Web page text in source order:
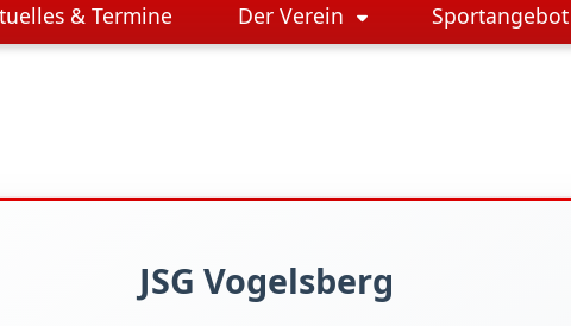
& Termine Der Verein Sportangebot
JSG Vogelsberg